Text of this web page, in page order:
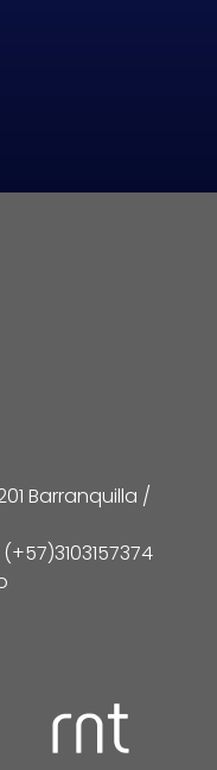
Barranquilla /